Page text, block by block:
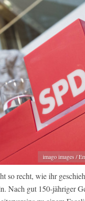
imago images /
so recht, wie ihr
Nach gut 150-jähriger